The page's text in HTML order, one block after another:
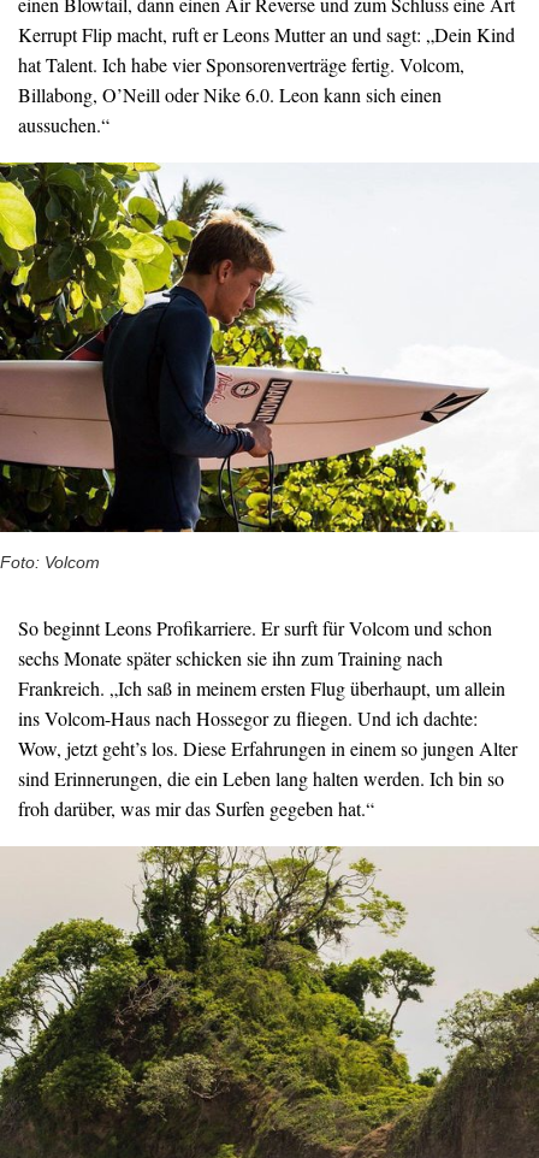
Kerrupt Flip macht, ruft er Leons Mutter an und sagt: „Dein Kind
hat Talent. Ich habe vier Sponsorenverträge fertig. Volcom,
Billabong, O’Neill oder Nike 6.0. Leon kann sich einen
aussuchen.“
Foto: Volcom
So beginnt Leons Profikarriere. Er surft für Volcom und schon
sechs Monate später schicken sie ihn zum Training nach
Frankreich. „Ich saß in meinem ersten Flug überhaupt, um allein
ins Volcom-Haus nach Hossegor zu fliegen. Und ich dachte:
Wow, jetzt geht’s los. Diese Erfahrungen in einem so jungen Alter
sind Erinnerungen, die ein Leben lang halten werden. Ich bin so
froh darüber, was mir das Surfen gegeben hat.“